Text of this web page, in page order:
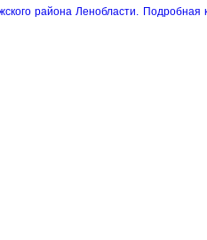
района Ленобласти.